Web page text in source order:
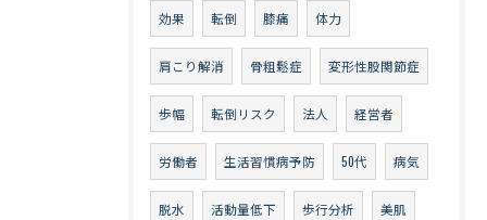
効果 転倒 膝痛 体力
肩こり解消 骨粗鬆症 変形性股関節症
歩幅 転倒リスク 法人 経営者
労働者 生活習慣病予防 50代 病気
脱水 活動量低下 歩行分析 美肌